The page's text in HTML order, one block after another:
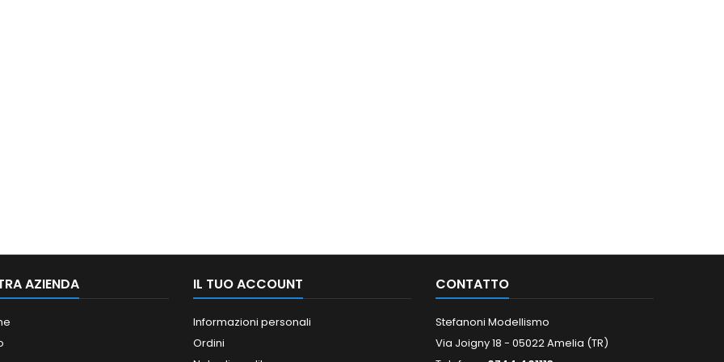
AZIENDA IL TUO ACCOUNT
Informazioni personali
Ordini
CONTATTO
Stefanoni Modellismo
Via Joigny 18 - 05022 Amelia (TR)